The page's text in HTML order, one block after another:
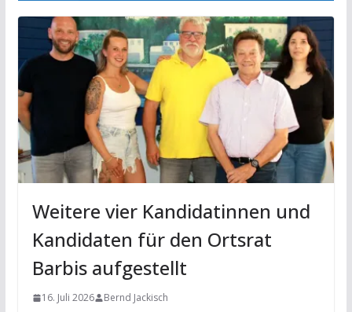
Weitere vier Kandidatinnen und
Kandidaten für den Ortsrat
Barbis aufgestellt
16. Juli 2026 Bernd Jackisch